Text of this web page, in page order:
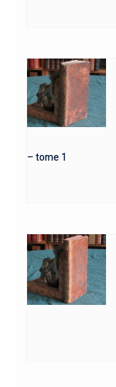
– tome 1